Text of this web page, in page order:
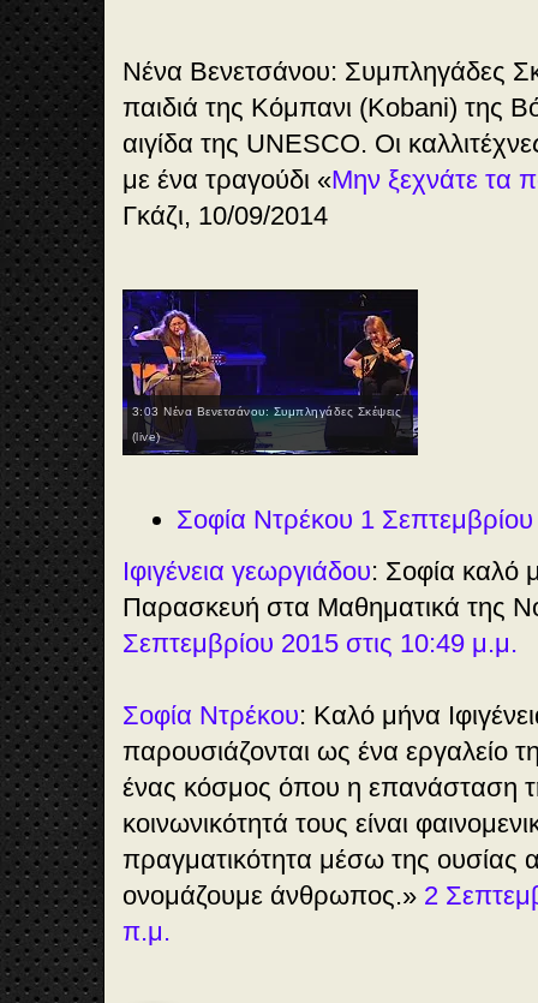
Νένα Βενετσάνου: Συμπληγάδες
παιδιά της Κόμπανι (Kobani) της
αιγίδα της UNESCO. Οι
με ένα τραγούδι «Μην ξεχνάτε τα
Γκάζι, 10/09/2014
3:03 Νένα Βενετσάνου: Συμπληγάδες Σκέψεις
(live)
Σοφία Ντρέκου 1
Ιφιγένεια γεωργιάδου: Σοφία καλό
Παρασκευή στα Μαθηματικά της
Σεπτεμβρίου 2015 στις 10:49 μ.μ.
Σοφία Ντρέκου: Καλό μήνα
παρουσιάζονται ως ένα εργαλείο
ένας κόσμος όπου η επανάσταση
κοινωνικότητά τους είναι
πραγματικότητα μέσω της ουσίας
ονομάζουμε άνθρωπος.» 2
π.μ.